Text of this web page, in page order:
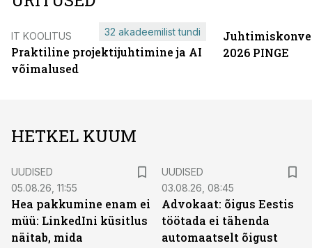
IT KOOLITUS
Praktiline projektijuhtimine ja AI
võimalused
32 akadeemilist tundi
2026 PINGE
HETKEL KUUM
UUDISED
05.08.26, 11:55
Hea pakkumine enam ei
müü: LinkedIni küsitlus
näitab, mida
UUDISED
03.08.26, 08:45
Advokaat: õigus Eestis
töötada ei tähenda
automaatselt õigust